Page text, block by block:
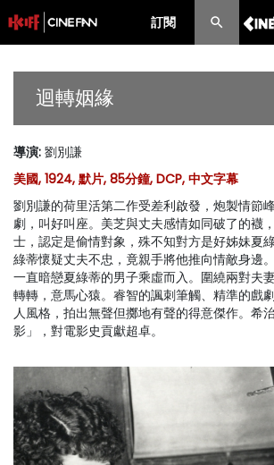
訂閱
節目
購票須知
優惠計劃
前期節目
迴轉姻緣
導演: 劉別謙
美國, 1924, 默片, 85分鐘, DCP, 中文字幕
劉別謙的荷里活第二作受差利啟發，炮製情節
劇，叫好叫座。美芝與丈夫感情如同破了的襪
士，認定是偷情對象，殊不知對方是好姊妹夏
綠蒂懷疑丈夫不忠，竟親手將他推向情敵身邊
一直暗戀夏綠蒂的男子乘虛而入。圍繞兩對夫
轉轉，意馬心猿。睿智的諷刺筆觸、精準的戲
人風格，拍出無聲但擲地有聲的得意傑作。希
影」，對電影史貢獻超卓。